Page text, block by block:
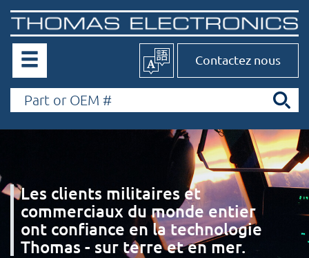
Contactez nous
Les clients militaires et
commerciaux du monde entier
ont confiance en la technologie
Thomas - sur terre et en mer.